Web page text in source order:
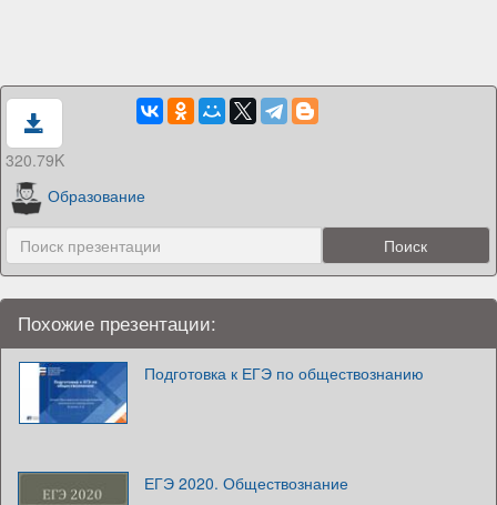
320.79K
Образование
Похожие презентации:
Подготовка к ЕГЭ по обществознанию
ЕГЭ 2020. Обществознание